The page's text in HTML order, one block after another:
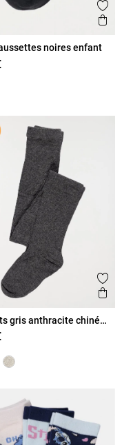
noires enfant
favoris
gris anthracite chiné